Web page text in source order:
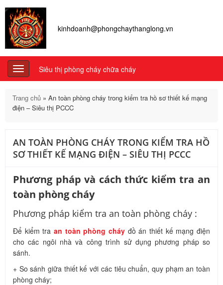
kinhdoanh@phongchaythanglong.vn
Toggle
navigation
Siêu thị phòng cháy chữa cháy
Trang chủ » An toàn phòng cháy trong kiểm tra hồ sơ thiết kế mạng
điện – Siêu thị PCCC
AN TOÀN PHÒNG CHÁY TRONG KIỂM TRA HỒ
SƠ THIẾT KẾ MẠNG ĐIỆN – SIÊU THỊ PCCC
Phương pháp và cách thức kiểm tra an
toàn phòng cháy
Phương pháp kiểm tra an toàn phòng cháy :
Để kiểm tra an toàn phòng cháy đồ án thiết kế mạng điện
cho các ngôi nhà và công trình sử dụng phương pháp so
sánh.
+ So sánh giữa thiết kế với các tiêu chuẩn, quy phạm an toàn
phòng cháy;